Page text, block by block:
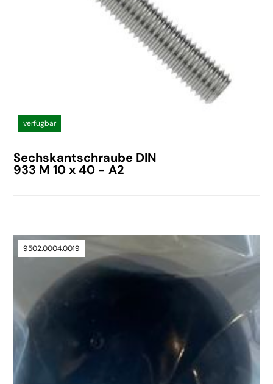
verfügbar
Sechskantschraube DIN
933 M 10 x 40 - A2
9502.0004.0019